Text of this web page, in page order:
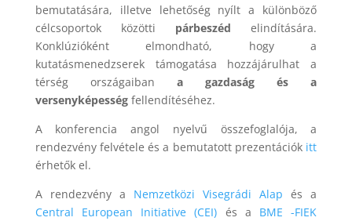
bemutatására, illetve lehetőség nyílt a különböző
célcsoportok közötti párbeszédelindítására.
Konklúzióként elmondható, hogy a
kutatásmenedzserek támogatása hozzájárulhat a
térség országaiban a gazdaság és a
versenyképesség fellendítéséhez.
A konferencia angol nyelvű összefoglalója, a
rendezvény felvétele és a bemutatott prezentációk itt
érhetők el.
A rendezvény a Nemzetközi Visegrádi Alap és a
Central European Initiative (CEI) és a BME -FIEK